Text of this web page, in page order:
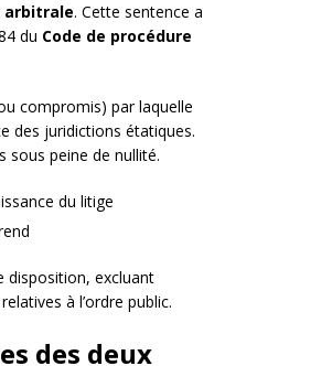
arbitrale. Cette sentence a
du Code de procédure
compromis) par laquelle
des juridictions étatiques.
peine de nullité.
du litige
disposition, excluant
à l’ordre public.
des deux